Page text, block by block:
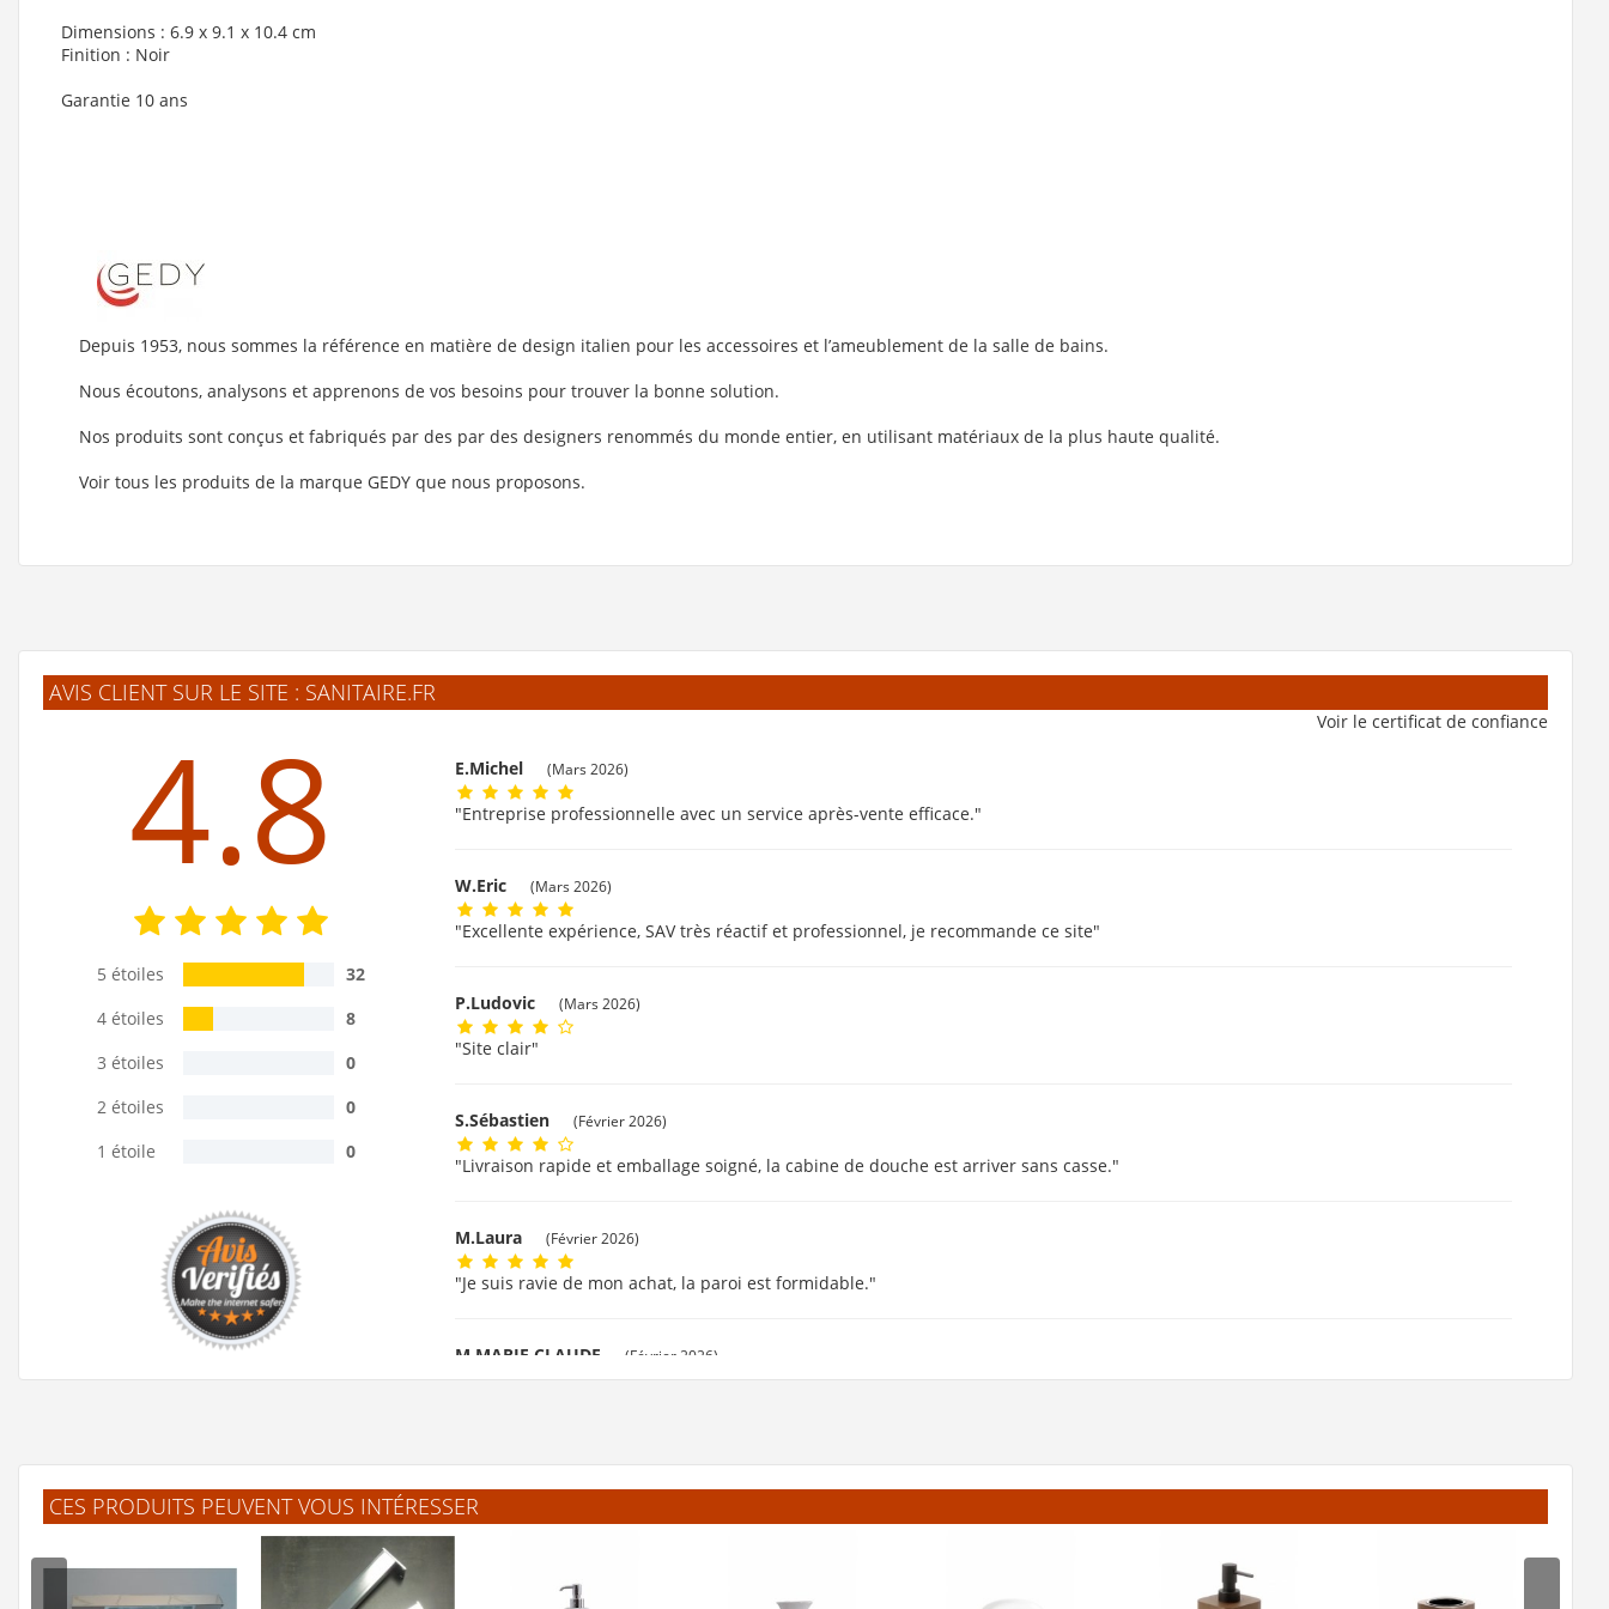
Dimensions : 6.9 x 9.1 x 10.4 cm
Finition : Noir
Garantie 10 ans
Depuis 1953, nous sommes la référence en matière de design italien pour les accessoires et l’ameublement de la salle de bains.
Nous écoutons, analysons et apprenons de vos besoins pour trouver la bonne solution.
Nos produits sont conçus et fabriqués par des par des designers renommés du monde entier, en utilisant matériaux de la plus haute qualité.
Voir tous les produits de la marque GEDY que nous proposons.
AVIS CLIENT SUR LE SITE : SANITAIRE.FR
Voir le certificat de confiance
4.8
5 étoiles
32
4 étoiles
8
3 étoiles
0
2 étoiles
0
1 étoile
0
E.Michel (Mars 2026)
"Entreprise professionnelle avec un service après-vente efficace."
W.Eric (Mars 2026)
"Excellente expérience, SAV très réactif et professionnel, je recommande ce site"
P.Ludovic (Mars 2026)
"Site clair"
S.Sébastien (Février 2026)
"Livraison rapide et emballage soigné, la cabine de douche est arriver sans casse."
M.Laura (Février 2026)
"Je suis ravie de mon achat, la paroi est formidable."
M.MARIE CLAUDE (Février 2026)
F.Laurent
"J'ai trouvé facilement mes produits. Livraison rapide et bien emballé. Merci"
(Février 2026)
CES PRODUITS PEUVENT VOUS INTÉRESSER